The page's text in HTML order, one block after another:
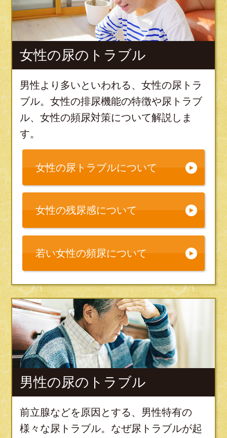
女性の尿のトラブル
男性より多いといわれる、女性の尿トラ
ブル。女性の排尿機能の特徴や尿トラブ
ル、女性の頻尿対策について解説しま
す。
女性の尿トラブルについて
女性の残尿感について
若い女性の頻尿について
男性の尿のトラブル
前立腺などを原因とする、男性特有の
様々な尿トラブル。なぜ尿トラブルが起